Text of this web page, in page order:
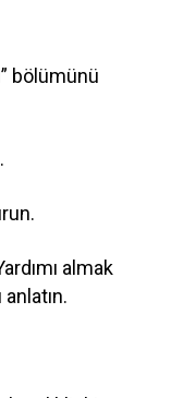
bölümünü
almak